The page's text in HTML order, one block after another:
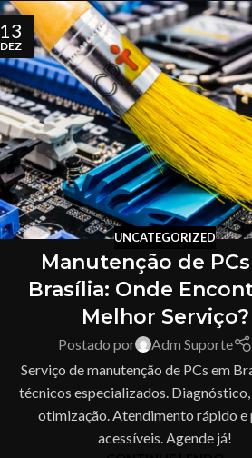
13
DEZ
UNCATEGORIZED
Manutenção de
Brasília: Onde
Melhor Serviço?
Postado por Adm Suporte
Serviço de manutenção de PCs em
técnicos especializados.
otimização. Atendimento rápido e
acessíveis. Agende já!